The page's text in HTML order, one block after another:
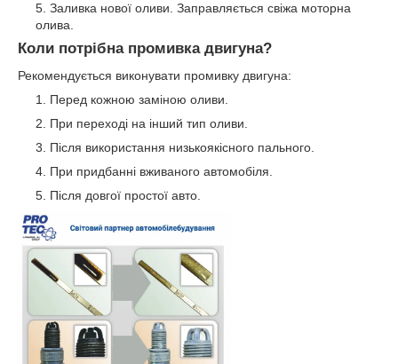
Заливка нової оливи. Заправляється свіжа моторна
олива.
Коли потрібна промивка двигуна?
Рекомендується виконувати промивку двигуна:
Перед кожною заміною оливи.
При переході на інший тип оливи.
Після використання низькоякісного пального.
При придбанні вживаного автомобіля.
Після довгої простої авто.